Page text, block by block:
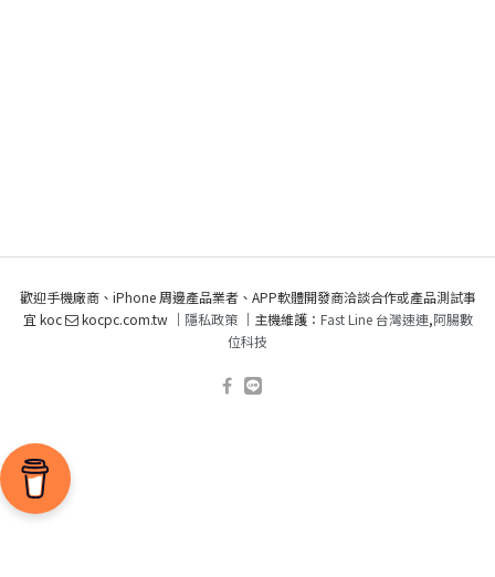
歡迎手機廠商、iPhone 周邊產品業者、APP軟體開發商洽談合作或產品測試事
宜 koc
kocpc.com.tw ｜ 隱私政策｜主機維護： Fast Line 台灣速連,阿腸數
位科技